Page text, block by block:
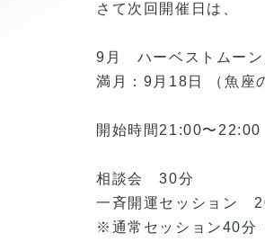
さて次回開催日は、
9月 ハーベストムーン
満月：9月18日 （魚座
開始時間21:00〜22:00
相談会 30分
一斉開運セッション
※通常セッション40分